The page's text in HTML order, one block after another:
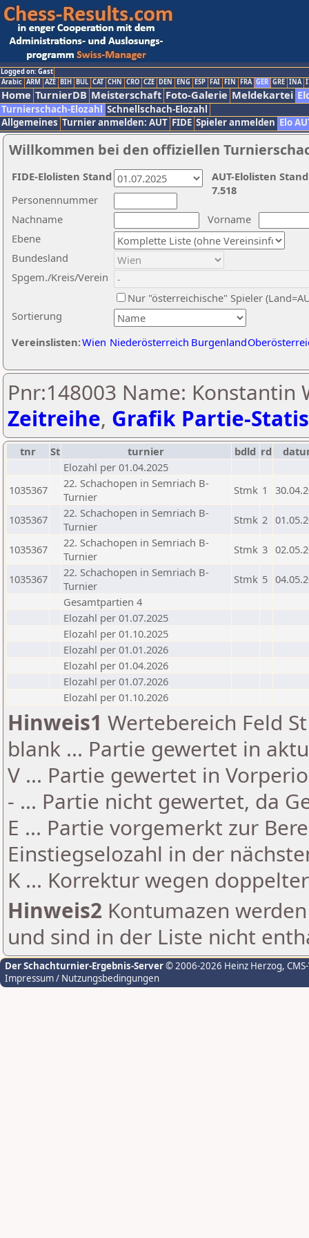
Logged on: Gast
Arabic ARM AZE BIH BUL CAT CHN CRO CZE DEN ENG ESP FAI FIN FRA GER GRE INA
Home TurnierDB Meisterschaft Foto-Galerie Meldekartei
Turnierschach-Elozahl Schnellschach-Elozahl
Allgemeines Turnier anmelden: AUT FIDE Spieler anmelden Elo
Willkommen bei den offiziellen
Nachname
Vorname
Ebene
Sortierung
Personennummer
Bundesland
Spgem./Kreis/Verein
Nur "österreichische" Spieler
Vereinslisten:Wien Niederösterreich Burgenland
AUT-Elolisten
7.518
FIDE-Elolisten Stand
Pnr:148003 Name: Konstantin
Zeitreihe, Grafik Partie-
tnr St turnier bdld rd
Elozahl per 01.04.2025
1035367
22. Schachopen in Semriach B-
Turnier
Stmk 1
1035367
22. Schachopen in Semriach B-
Turnier
Stmk 2
1035367
22. Schachopen in Semriach B-
Turnier
Stmk 3
1035367
22. Schachopen in Semriach B-
Turnier
Stmk 5
Gesamtpartien 4
Elozahl per 01.07.2025
Elozahl per 01.10.2025
Elozahl per 01.01.2026
Elozahl per 01.04.2026
Elozahl per 01.07.2026
Elozahl per 01.10.2026
Hinweis1 Wertebereich Feld
blank ... Partie gewertet in
V ... Partie gewertet in
- ... Partie nicht gewertet, da
E ... Partie vorgemerkt zur
Einstiegselozahl in der
K ... Korrektur wegen
Hinweis2 Kontumazen
und sind in der Liste nicht
Der Schachturnier-Ergebnis-Server© 2006-2026 Heinz Herzog,
Impressum / Nutzungsbedingungen